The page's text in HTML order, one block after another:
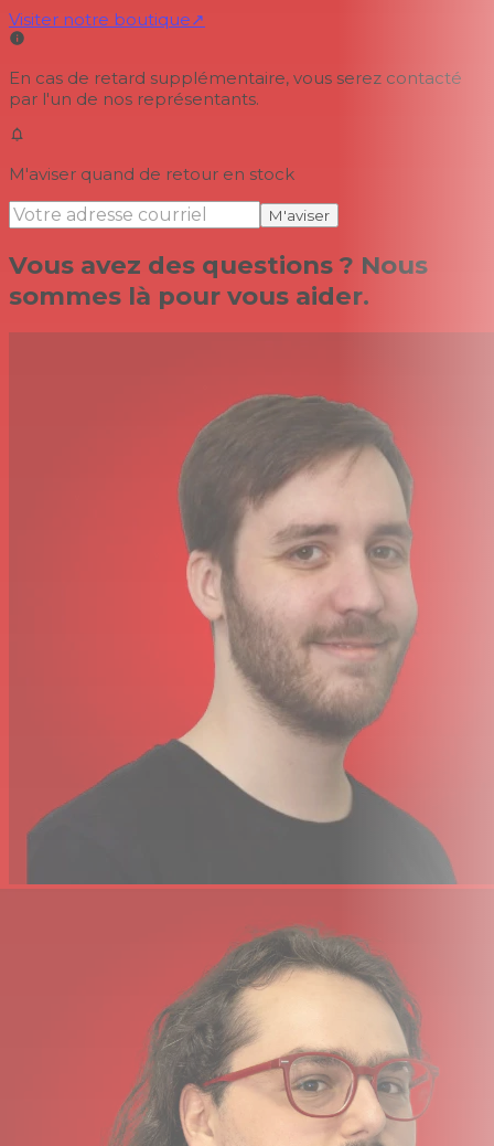
Visiter notre boutique↗
En cas de retard supplémentaire, vous serez contacté
par l'un de nos représentants.
M'aviser quand de retour en stock
M'aviser
Vous avez des questions ? Nous
sommes là pour vous aider.